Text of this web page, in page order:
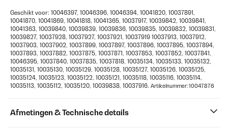
Geschikt voor: 10046397, 10046396, 10046394, 10041820, 10037891,
10041870, 10041869, 10041818, 10041365, 10037917, 10039842, 10039841,
10041363, 10039840, 10039839, 10039836, 10039835, 10039832, 10039831,
10039827, 10037928, 10037927, 10037921, 10037919 10037913, 10037912,
10037903, 10037902, 10037899, 10037897, 10037896, 10037895, 10037894,
10037893, 10037882, 10037875, 10037871, 10037853, 10037852, 10037841,
10046395, 10037840, 10037835, 10037818, 10035134, 10035133, 10035132,
10035131, 10035130, 10035129, 10035128, 10035127, 10035126, 10035125,
10035124, 10035123, 10035122, 10035121, 10035118, 10035116, 10035114,
10035113, 10035112, 10035120, 10039838, 10037916. Artikelnummer: 10047876
Afmetingen & Technische details